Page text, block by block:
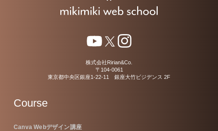
株式会社Ririan&Co.
〒104-0061
東京都中央区銀座1-22-11 銀座大竹ビジデンス 2F
Course
Canva Webデザイン講座